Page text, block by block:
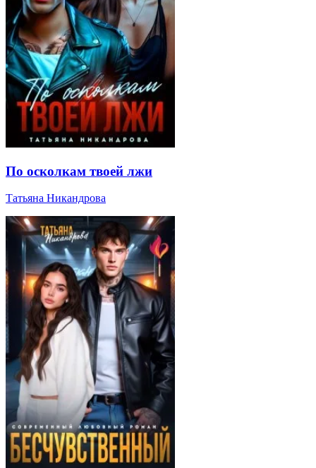
По осколкам твоей лжи
Татьяна Никандрова